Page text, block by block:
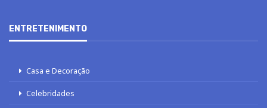
ENTRETENIMENTO
Casa e Decoração
Celebridades